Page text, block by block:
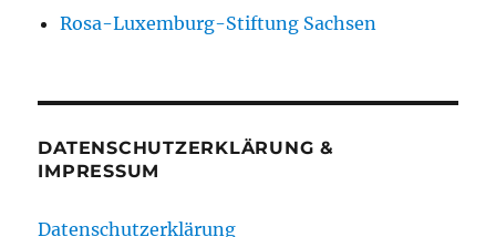
Rosa-Luxemburg-Stiftung Sachsen
DATENSCHUTZERKLÄRUNG &
IMPRESSUM
Datenschutzerklärung